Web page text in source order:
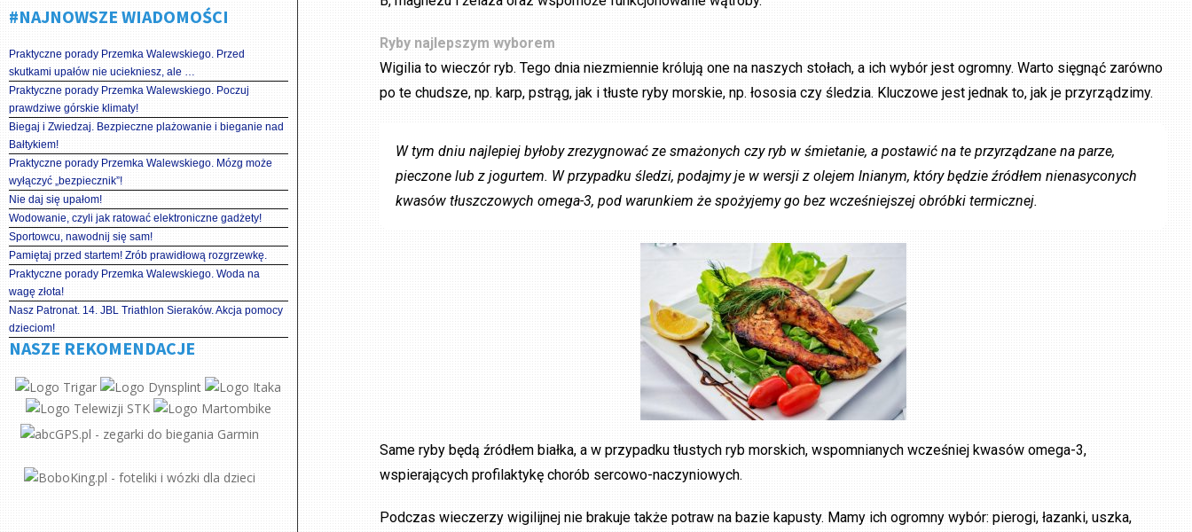
#NAJNOWSZE WIADOMOŚCI
Praktyczne porady Przemka Walewskiego. Przed
skutkami upałów nie uciekniesz, ale …
Praktyczne porady Przemka Walewskiego. Poczuj
prawdziwe górskie klimaty!
Biegaj i Zwiedzaj. Bezpieczne plażowanie i bieganie nad
Bałtykiem!
Praktyczne porady Przemka Walewskiego. Mózg może
wyłączyć „bezpiecznik”!
Nie daj się upałom!
Wodowanie, czyli jak ratować elektroniczne gadżety!
Sportowcu, nawodnij się sam!
Pamiętaj przed startem! Zrób prawidłową rozgrzewkę.
Praktyczne porady Przemka Walewskiego. Woda na
wagę złota!
Nasz Patronat. 14. JBL Triathlon Sieraków. Akcja pomocy
dzieciom!
NASZE REKOMENDACJE
Ryby najlepszym wyborem
Wigilia to wieczór ryb. Tego dnia niezmiennie królują one na naszych stołach, a ich wybór jest ogromny. Warto sięgnąć zarówno
po te chudsze, np. karp, pstrąg, jak i tłuste ryby morskie, np. łososia czy śledzia. Kluczowe jest jednak to, jak je przyrządzimy.
W tym dniu najlepiej byłoby zrezygnować ze smażonych czy ryb w śmietanie, a postawić na te przyrządzane na parze,
pieczone lub z jogurtem. W przypadku śledzi, podajmy je w wersji z olejem lnianym, który będzie źródłem nienasyconych
kwasów tłuszczowych omega-3, pod warunkiem że spożyjemy go bez wcześniejszej obróbki termicznej.
Same ryby będą źródłem białka, a w przypadku tłustych ryb morskich, wspomnianych wcześniej kwasów omega-3,
wspierających profilaktykę chorób sercowo-naczyniowych.
Podczas wieczerzy wigilijnej nie brakuje także potraw na bazie kapusty. Mamy ich ogromny wybór: pierogi, łazanki, uszka,